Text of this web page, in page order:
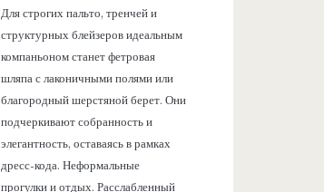
Для строгих пальто, тренчей и
структурных блейзеров идеальным
компаньоном станет фетровая
шляпа с лаконичными полями или
благородный шерстяной берет. Они
подчеркивают собранность и
элегантность, оставаясь в рамках
дресс-кода. Неформальные
прогулки и отдых. Расслабленный